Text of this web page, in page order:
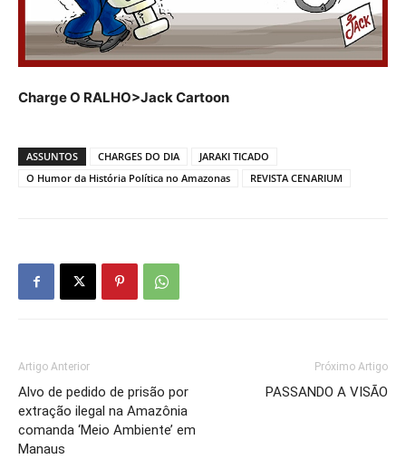
Charge O RALHO>Jack Cartoon
ASSUNTOS CHARGES DO DIA
JARAKI TICADO
O Humor da História Política no Amazonas
REVISTA CENARIUM
Artigo Anterior
Alvo de pedido de prisão por
extração ilegal na Amazônia
comanda ‘Meio Ambiente’ em
Manaus
Próximo Artigo
PASSANDO A VISÃO